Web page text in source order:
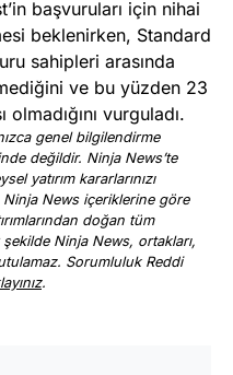
başvuruları için nihai
beklenirken, Standard
sahipleri arasında
ve bu yüzden 23
vurguladı.
genel bilgilendirme
değildir. Ninja News’te
yatırım kararlarınızı
Ninja News içeriklerine göre
doğan tüm
Ninja News, ortakları,
Sorumluluk Reddi
.